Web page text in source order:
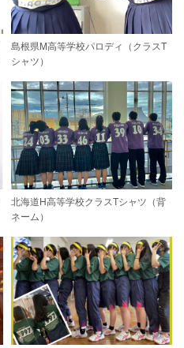
島根県M高等学校パロディ（クラスT
シャツ）
北海道H高等学校クラスTシャツ（背
ネーム）